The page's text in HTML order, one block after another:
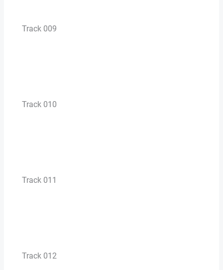
Track 009
Track 010
Track 011
Track 012